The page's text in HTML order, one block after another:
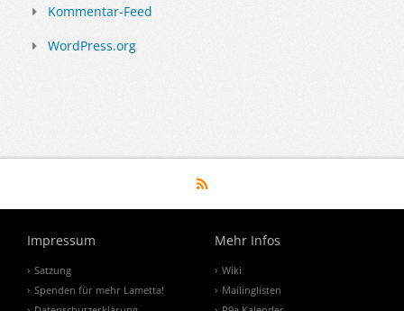
Kommentar-Feed
WordPress.org
Impressum
Satzung
Spenden für mehr Lametta!
Mehr Infos
Wiki
Mailinglisten